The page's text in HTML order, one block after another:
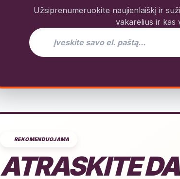
Užsiprenumeruokite naujienlaiškį ir
vakarėlius ir kas
El. pašto adresas naujienlaiškiui
REKOMENDUOJAMA
ATRASKITE